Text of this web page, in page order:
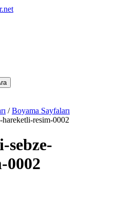
/Boyama Sayfaları
resim-0002
sebze-
0002